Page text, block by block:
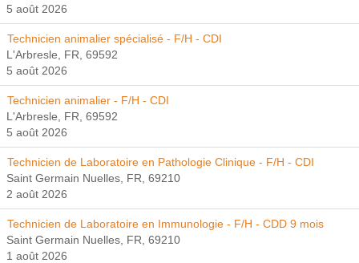
5 août 2026
Technicien animalier spécialisé - F/H - CDI
L'Arbresle, FR, 69592
5 août 2026
Technicien animalier - F/H - CDI
L'Arbresle, FR, 69592
5 août 2026
Technicien de Laboratoire en Pathologie Clinique - F/H - CDI
Saint Germain Nuelles, FR, 69210
2 août 2026
Technicien de Laboratoire en Immunologie - F/H - CDD 9 mois
Saint Germain Nuelles, FR, 69210
1 août 2026